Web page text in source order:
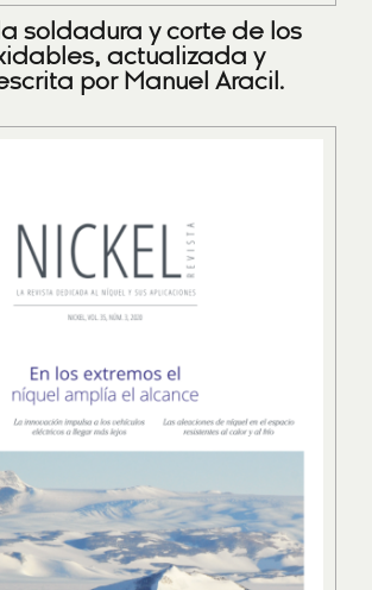
soldadura y corte de los
actualizada y
por Manuel Aracil.